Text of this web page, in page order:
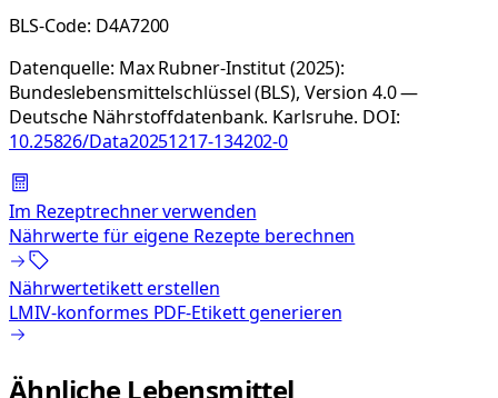
BLS-Code: D4A7200
Datenquelle: Max Rubner-Institut (2025):
Bundeslebensmittelschlüssel (BLS), Version 4.0 —
Deutsche Nährstoffdatenbank. Karlsruhe. DOI:
10.25826/Data20251217-134202-0
Im Rezeptrechner verwenden
Nährwerte für eigene Rezepte berechnen
Nährwertetikett erstellen
LMIV-konformes PDF-Etikett generieren
Ähnliche Lebensmittel